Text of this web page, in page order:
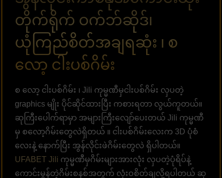
တိုက်ရိုက် ဝက်ဘ်ဆိုဒ်၊
ယုံကြည်စိတ်အချရဆုံး ၊ စ
လော့ ငါးပစ်ဂိမ်း
စ လော့ ငါးပစ်ဂိမ်း ၊ Jili ကုမ္မဏီမှငါးပစ်ဂိမ်း လှပတဲ့
graphics မျိုး ပိုင်ဆိုင်ထားပြီး ကစားရတာ လွယ်ကူတယ်။
ဆုကြီးပေါက်ရာမှာ အများကြီးလျော်ပေးတယ် Jili ကုမ္မဏီ
မှ စလော့ဂိမ်းတွေလဲရှိတယ် ။ ငါးပစ်ဂိမ်းလေးက 3D ပုံစံ
လေးနဲ့ နောက်ပြီး အွန်လိုင်းဖဲဂိမ်းတွေလဲ ရှိပါတယ်။
UFABET Jili ကုမ္မဏီမှဂိမ်းများအားလုံး လှပတဲ့ပုံရိပ်နဲ့
ကောင်းမွန်တဲ့ဂိမ်းစနစ်အတွက် လုံးဝစိတ်ချလို့ရပါတယ် ဆု